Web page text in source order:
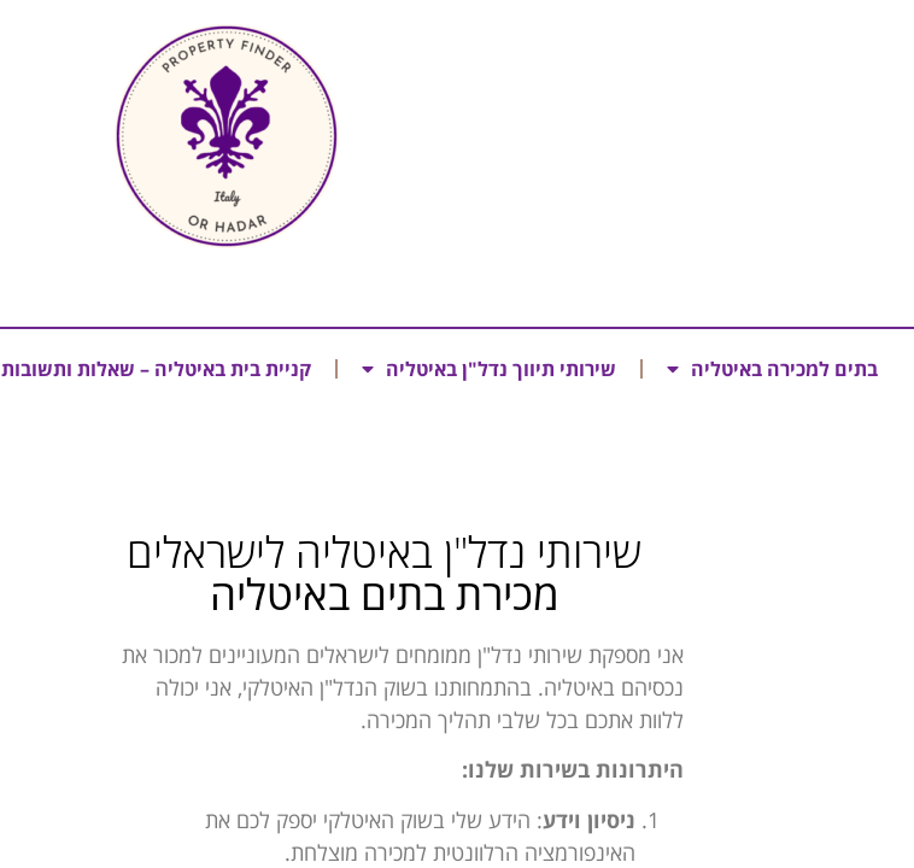
בתים למכירה באיטליה שירותי תיווך נדל"ן באיטליה קניית בית באיטליה – שאלות ותשובות
שירותי נדל"ן באיטליה לישראלים
מכירת בתים באיטליה
אני מספקת שירותי נדל"ן ממומחים לישראלים המעוניינים למכור את
נכסיהם באיטליה. בהתמחותנו בשוק הנדל"ן האיטלקי, אני יכולה
ללוות אתכם בכל שלבי תהליך המכירה.
היתרונות בשירות שלנו:
ניסיון וידע: הידע שלי בשוק האיטלקי יספק לכם את
האינפורמציה הרלוונטית למכירה מוצלחת.